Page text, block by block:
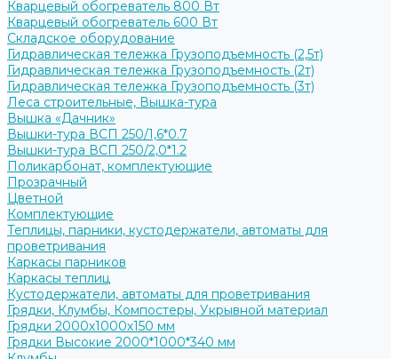
Кварцевый обогреватель 800 Вт
Кварцевый обогреватель 600 Вт
Складское оборудование
Гидравлическая тележка Грузоподъемность (2,5т)
Гидравлическая тележка Грузоподъемность (2т)
Гидравлическая тележка Грузоподъемность (3т)
Леса строительные, Вышка-тура
Вышка «Дачник»
Вышки-тура ВСП 250/1,6*0.7
Вышки-тура ВСП 250/2,0*1.2
Поликарбонат, комплектующие
Прозрачный
Цветной
Комплектующие
Теплицы, парники, кустодержатели, автоматы для
проветривания
Каркасы парников
Каркасы теплиц
Кустодержатели, автоматы для проветривания
Грядки, Клумбы, Компостеры, Укрывной материал
Грядки 2000х1000х150 мм
Грядки Высокие 2000*1000*340 мм